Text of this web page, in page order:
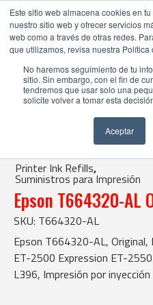
Este sitio web almacena cookies en
nuestro sitio web y ofrecer servicios
web como a través de otras redes.
que utilizamos, revisa nuestra Política
No haremos seguimiento de tu
sitio. Sin embargo, con el fin de
tendremos que usar solo una
solicite volver a tomar esta
Aceptar
Printer Ink Refills
| Epson T664320-AL Original
Printer Ink Refills,
Suministros para Impresión
Epson T664320-AL
SKU: T664320-AL
Epson T664320-AL, Original,
ET-2500 Expression ET-
L396, Impresión por